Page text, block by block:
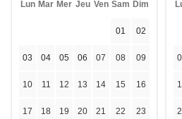
Lun Mar Mer Jeu Ven Sam Dim
01 02
03 04 05 06 07 08 09
10 11 12 13 14 15 16
17 18 19 20 21 22 23